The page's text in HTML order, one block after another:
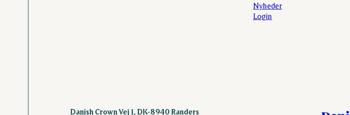
Nyheder
Login
Danish Crown Vej 1, DK-8940 Randers